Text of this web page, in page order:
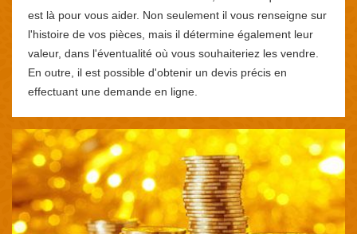
est là pour vous aider. Non seulement il vous renseigne sur
l'histoire de vos pièces, mais il détermine également leur
valeur, dans l'éventualité où vous souhaiteriez les vendre.
En outre, il est possible d'obtenir un devis précis en
effectuant une demande en ligne.